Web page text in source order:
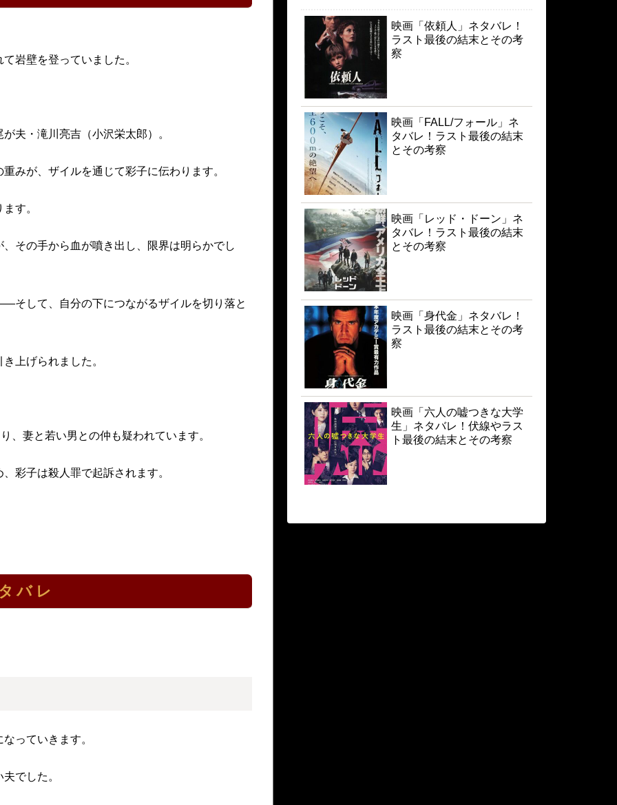
岩壁を登っていました。
夫・滝川亮吉（小沢栄太郎）。
みが、ザイルを通じて彩子に伝わります。
す。
その手から血が噴き出し、限界は明らかでし
そして、自分の下につながるザイルを切り落と
上げられました。
、妻と若い男との仲も疑われています。
彩子は殺人罪で起訴されます。
バレ
っていきます。
でした。
映画「依頼人」ネタバレ！
ラスト最後の結末とその考
察
映画「FALL/フォール」ネ
タバレ！ラスト最後の結末
とその考察
映画「レッド・ドーン」ネ
タバレ！ラスト最後の結末
とその考察
映画「身代金」ネタバレ！
ラスト最後の結末とその考
察
映画「六人の嘘つきな大学
生」ネタバレ！伏線やラス
ト最後の結末とその考察